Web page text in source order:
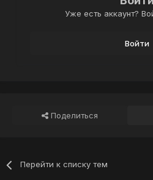
Уже есть аккаунт?
Войти
Поделиться
Перейти к списку тем